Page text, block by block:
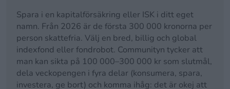
Spara i en kapitalförsäkring eller ISK i ditt eget
namn. Från 2026 är de första 300 000 kronorna per
person skattefria. Välj en bred, billig och global
indexfond eller fondrobot. Communityn tycker att
man kan sikta på 100 000–300 000 kr som slutmål,
dela veckopengen i fyra delar (konsumera, spara,
investera, ge bort) och komma ihåg: det är okej att